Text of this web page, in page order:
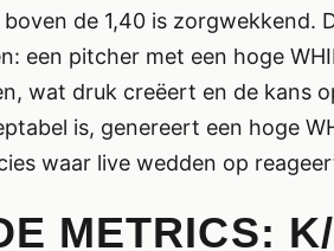
de 1,40 is zorgwekkend.
een pitcher met een hoge
wat druk creëert en de kans
is, genereert een hoge
waar live wedden op
METRICS: